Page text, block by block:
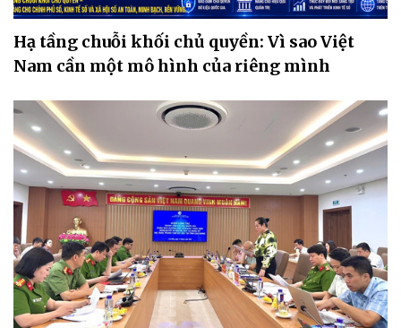
Hạ tầng chuỗi khối chủ quyền: Vì sao Việt
Nam cần một mô hình của riêng mình